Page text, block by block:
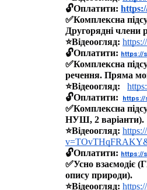
🔓Оплатити:
✅Комплексна
Другорядні
⭐️Відеоогляд:
🔓Оплатити: https://
✅Комплексна
речення. Пряма
⭐️Відеоогляд:
🔓Оплатити:
https://
✅Комплексна
НУШ, 2 варіанти).
⭐️Відеоогляд:
🔓Оплатити: https://
✅Усно взаємодіє
опису природи).
⭐️Відеоогляд: